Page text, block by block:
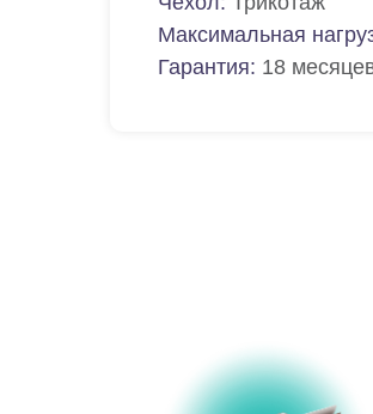
Максимальная
Гарантия: 18